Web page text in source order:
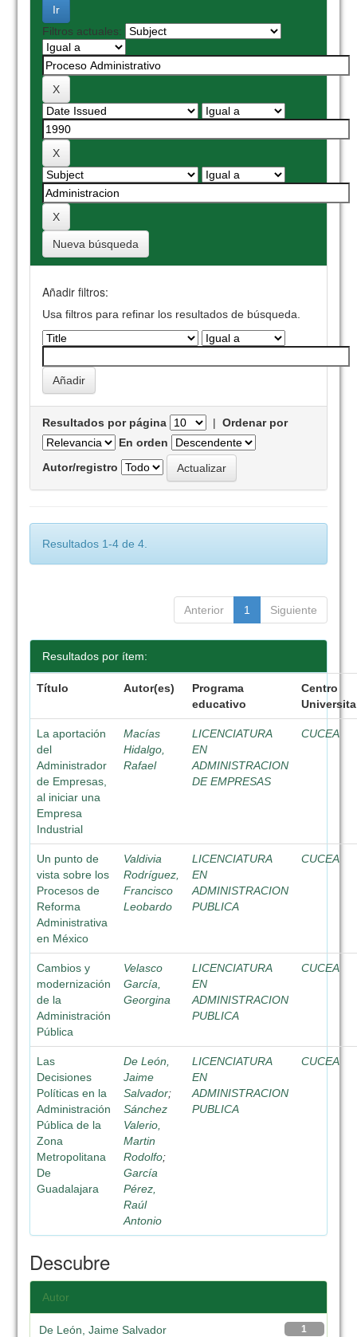
Filtros actuales:
Nueva búsqueda
Añadir filtros:
Usa filtros para refinar los resultados de búsqueda.
Resultados por página |Ordenar por
En orden
Autor/registro
Resultados 1-4 de 4.
Anterior 1 Siguiente
Resultados por ítem:
Título Autor(es)
Programa
educativo
Centro
La aportación
del
Administrador
de Empresas,
al iniciar una
Empresa
Industrial
Macías
Hidalgo,
Rafael
LICENCIATURA
EN
ADMINISTRACION
DE EMPRESAS
CUCEA
Un punto de
vista sobre los
Procesos de
Reforma
Administrativa
en México
Valdivia
Rodríguez,
Francisco
Leobardo
LICENCIATURA
EN
ADMINISTRACION
PUBLICA
CUCEA
Cambios y
modernización
de la
Administración
Pública
Velasco
García,
Georgina
LICENCIATURA
EN
ADMINISTRACION
PUBLICA
CUCEA
Las
Decisiones
Políticas en la
Administración
Pública de la
Zona
Metropolitana
De
Guadalajara
De León,
Jaime
Salvador;
Sánchez
Valerio,
Martin
Rodolfo;
García
Pérez,
Raúl
Antonio
LICENCIATURA
EN
ADMINISTRACION
PUBLICA
CUCEA
Descubre
Autor
1
De León, Jaime Salvador